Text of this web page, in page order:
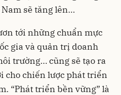
sẽ tăng lên…
tới những chuẩn mực
gia và quản trị doanh
trường… cũng sẽ tạo ra
cho chiến lược phát triển
“Phát triển bền vững” là